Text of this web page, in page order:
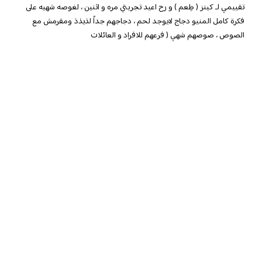
تقييمي لـ كينز ( طِعم ) و رح اعيد تجربتي مره و اثنين ، لغوصه شهيه على
فكرة كامل المنيو دجاج لايوجد لحم ، دجاجهم جداً لذيذذ ومقرمش مع
الصوص ، صوصهم شهي ( فرعهم للافراد و العائلات